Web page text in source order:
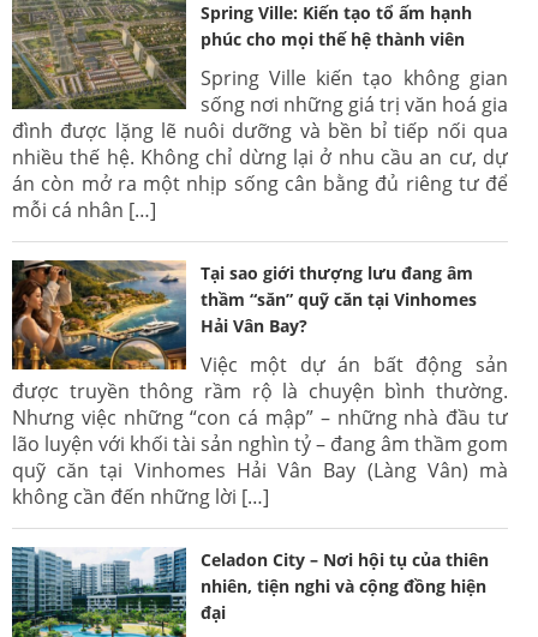
Spring Ville: Kiến tạo tổ ấm hạnh
phúc cho mọi thế hệ thành viên
Spring Ville kiến tạo không gian
sống nơi những giá trị văn hoá gia
đình được lặng lẽ nuôi dưỡng và bền bỉ tiếp nối qua
nhiều thế hệ. Không chỉ dừng lại ở nhu cầu an cư, dự
án còn mở ra một nhịp sống cân bằng đủ riêng tư để
mỗi cá nhân […]
Tại sao giới thượng lưu đang âm
thầm “săn” quỹ căn tại Vinhomes
Hải Vân Bay?
Việc một dự án bất động sản
được truyền thông rầm rộ là chuyện bình thường.
Nhưng việc những “con cá mập” – những nhà đầu tư
lão luyện với khối tài sản nghìn tỷ – đang âm thầm gom
quỹ căn tại Vinhomes Hải Vân Bay (Làng Vân) mà
không cần đến những lời […]
Celadon City – Nơi hội tụ của thiên
nhiên, tiện nghi và cộng đồng hiện
đại